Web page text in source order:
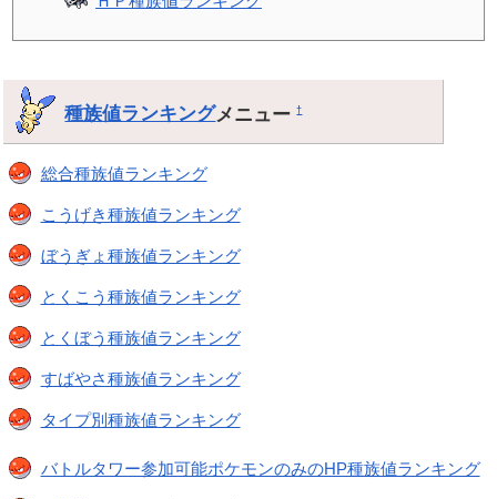
種族値ランキングメニュー†
総合種族値ランキング
こうげき種族値ランキング
ぼうぎょ種族値ランキング
とくこう種族値ランキング
とくぼう種族値ランキング
すばやさ種族値ランキング
タイプ別種族値ランキング
バトルタワー参加可能ポケモンのみのHP種族値ランキング